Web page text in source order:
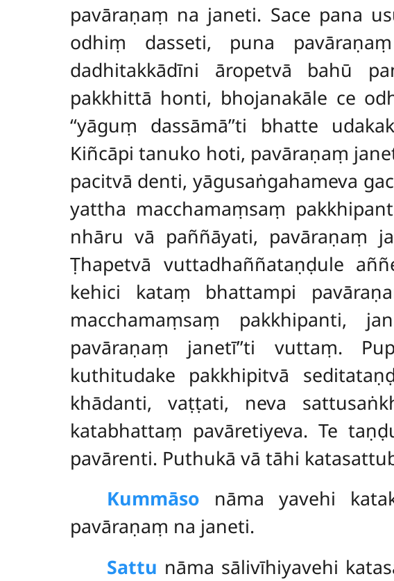
pavāraṇaṃ na janeti. Sace pana
odhiṃ dasseti, puna
dadhitakkādīni āropetvā bahū
pakkhittā honti, bhojanakāle ce
‘‘yāguṃ dassāmā’’ti bhatte
Kiñcāpi tanuko hoti, pavāraṇaṃ
pacitvā denti, yāgusaṅgahameva
yattha macchamaṃsaṃ
nhāru vā paññāyati, pavāraṇaṃ
Ṭhapetvā vuttadhaññataṇḍule
kehici kataṃ bhattampi
macchamaṃsaṃ pakkhipanti,
pavāraṇaṃ janetī’’ti vuttaṃ.
kuthitudake pakkhipitvā
khādanti, vaṭṭati, neva
katabhattaṃ pavāretiyeva. Te
pavārenti. Puthukā vā tāhi
Kummāso nāma yavehi
pavāraṇaṃ na janeti.
Sattu nāma sālivīhiyavehi